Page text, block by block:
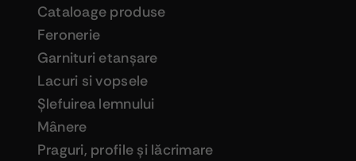
Cataloage produse
Feronerie
Garnituri etanşare
Lacuri si vopsele
Şlefuirea lemnului
Mânere
Praguri, profile şi lăcrimare